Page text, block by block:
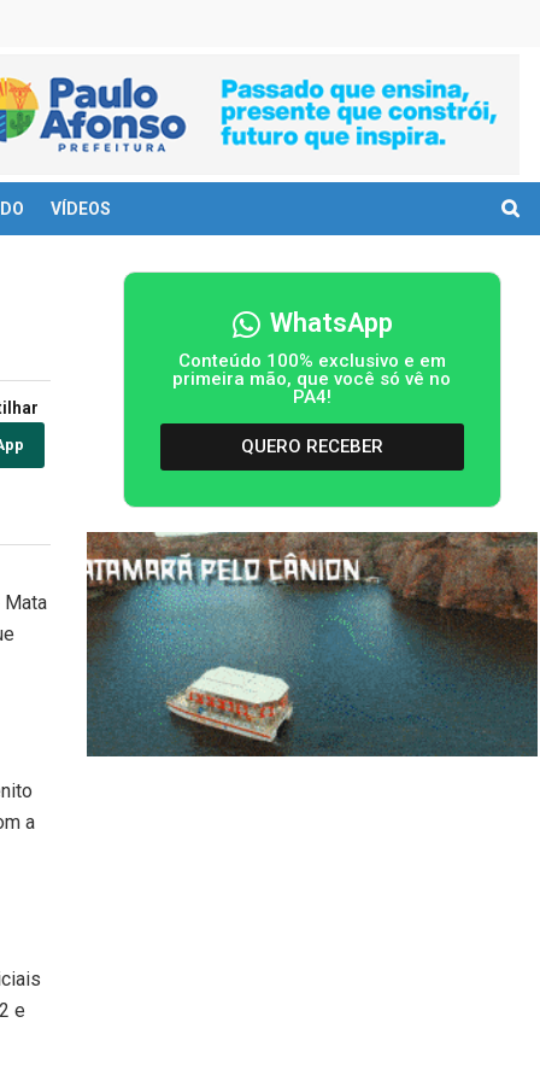
VÍDEOS
Mata
a
e
WhatsApp
Conteúdo 100% exclusivo e em
primeira mão, que você só vê no
PA4!
QUERO RECEBER